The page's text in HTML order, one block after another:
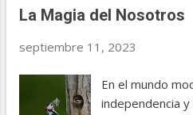
Escucha y
de la diversión y
y duradera.
Cultiven la
La Magia del Nosotros
septiembre 11, 2023
En el mundo
independencia